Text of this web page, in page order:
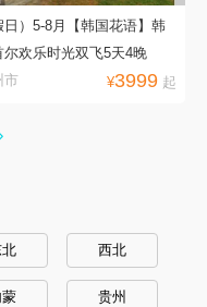
日）5-8月【韩国花语】韩
尔欢乐时光双飞5天4晚
市
¥3999起
北 西北
蒙 贵州